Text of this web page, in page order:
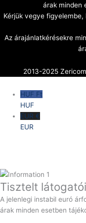
árak minden
Kérjük vegye
Az árajánlatkérésekre
2013-2025
HUF Ft
HUF
EUR €
EUR
Tisztelt
A jelenlegi instabil euró
árak minden esetben